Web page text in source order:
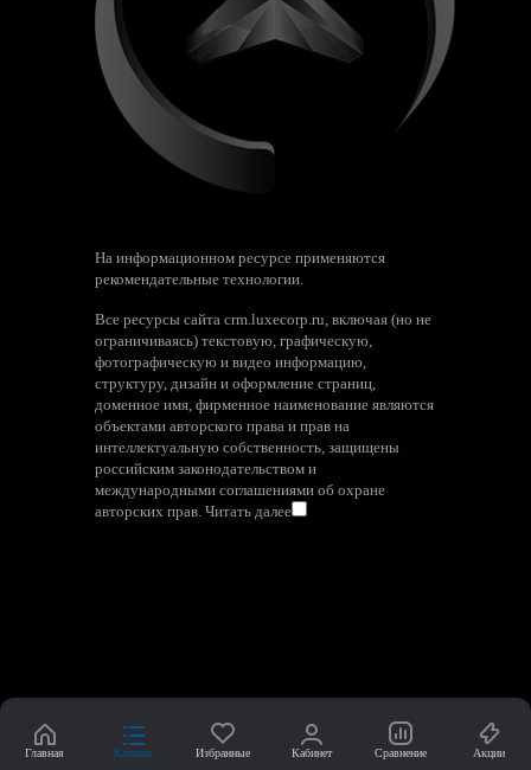
На информационном ресурсе применяются
рекомендательные технологии.
Все ресурсы сайта crm.luxecorp.ru, включая (но не
ограничиваясь) текстовую, графическую,
фотографическую и видео информацию,
структуру, дизайн и оформление страниц,
доменное имя, фирменное наименование являются
объектами авторского права и прав на
интеллектуальную собственность, защищены
российским законодательством и
международными соглашениями об охране
авторских прав. Читать далее
Главная Каталог Избранные Кабинет Сравнение Акции